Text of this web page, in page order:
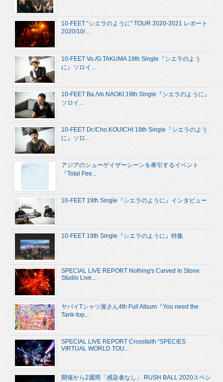
10-FEET “シエラのように” TOUR 2020-2021 レポート
2020/10/...
10-FEET Vo./G.TAKUMA 19th Single『シエラのよう
に』ソロイ...
10-FEET Ba./Vo.NAOKI 19th Single『シエラのように』
ソロイ...
10-FEET Dr./Cho.KOUICHI 19th Single『シエラのよう
に』ソロ...
アジアのシューゲイザーシーンを牽引するイベント
『Total Fee...
10-FEET 19th Single『シエラのように』インタビュー
10-FEET 19th Single『シエラのように』特集
SPECIAL LIVE REPORT Nothing's Carved In Stone
Studio Live...
ヤバイTシャツ屋さん4th Full Album『You need the
Tank-top...
SPECIAL LIVE REPORT Crossfaith “SPECIES
VIRTUAL WORLD TOU...
開催から2週間「感染者なし」 RUSH BALL 2020スペシ